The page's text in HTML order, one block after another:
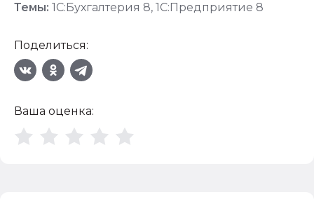
Темы: 1С:Бухгалтерия 8, 1С:Предприятие 8
Поделиться:
Ваша оценка: